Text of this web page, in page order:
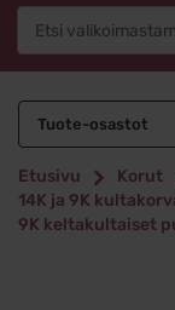
Tuote-osastot
Etusivu Korut
14K ja 9K
9K keltakultaiset